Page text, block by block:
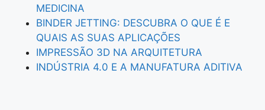
MEDICINA
BINDER JETTING: DESCUBRA O QUE É E
QUAIS AS SUAS APLICAÇÕES
IMPRESSÃO 3D NA ARQUITETURA
INDÚSTRIA 4.0 E A MANUFATURA ADITIVA